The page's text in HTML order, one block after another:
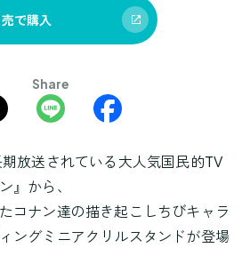
で購入
Share
放送されている大人気国民的TV
』から、
コナン達の描き起こしちびキャラ
ングミニアクリルスタンドが登場